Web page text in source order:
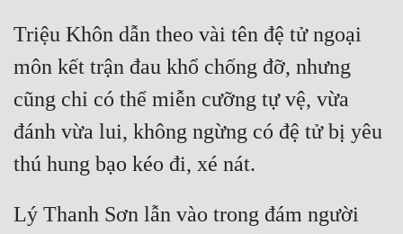
Triệu Khôn dẫn theo vài tên đệ tử ngoại
môn kết trận đau khổ chống đỡ, nhưng
cũng chỉ có thể miễn cưỡng tự vệ, vừa
đánh vừa lui, không ngừng có đệ tử bị yêu
Lý Thanh Sơn lẫn vào trong đám người